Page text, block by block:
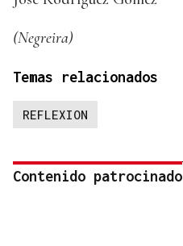
(Negreira)
Temas relacionados
REFLEXION
Contenido patrocinado